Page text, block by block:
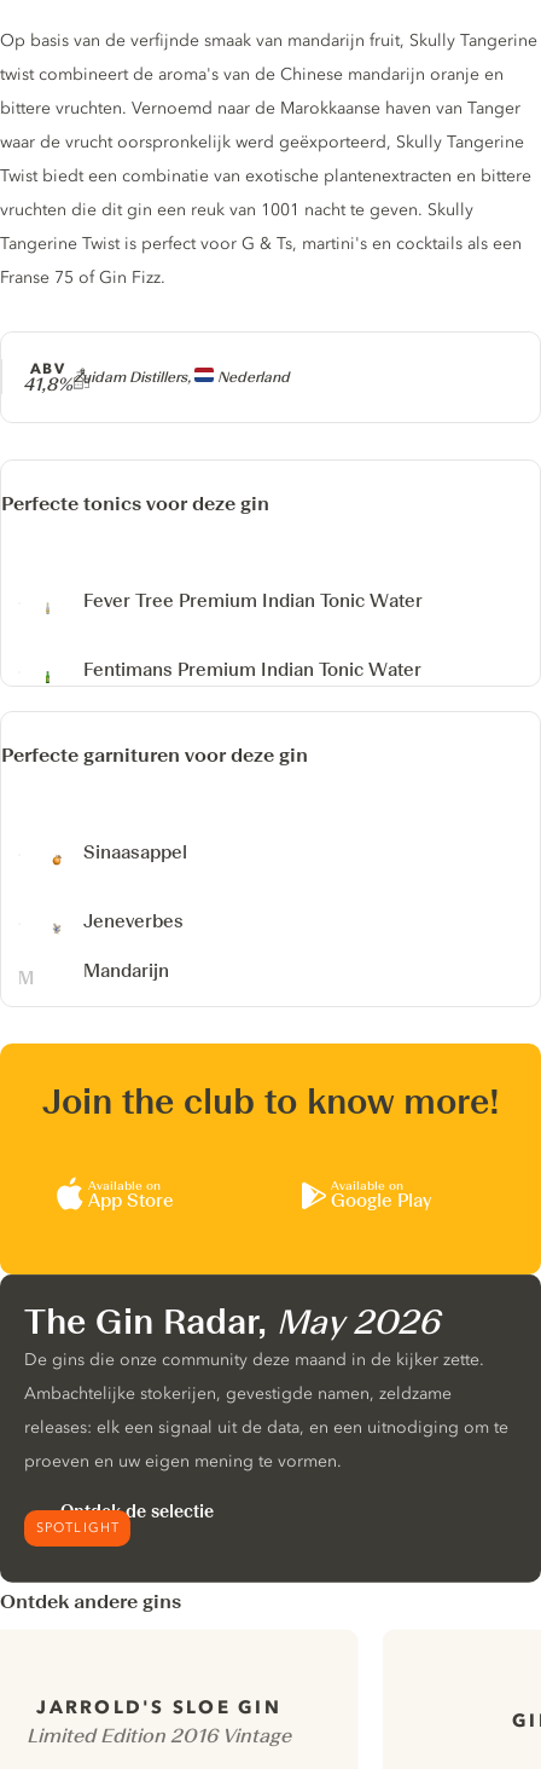
Producer
Zuidam Distillers, Nederland
ABV
41,8%
Gin description
Op basis van de verfijnde smaak van mandarijn fruit, Skully Tangerine
twist combineert de aroma's van de Chinese mandarijn oranje en
bittere vruchten. Vernoemd naar de Marokkaanse haven van Tanger
waar de vrucht oorspronkelijk werd geëxporteerd, Skully Tangerine
Twist biedt een combinatie van exotische plantenextracten en bittere
vruchten die dit gin een reuk van 1001 nacht te geven. Skully
Tangerine Twist is perfect voor G & Ts, martini's en cocktails als een
Franse 75 of Gin Fizz.
Perfecte tonics voor deze gin
Fever Tree Premium Indian Tonic Water
Fentimans Premium Indian Tonic Water
Perfecte garnituren voor deze gin
Sinaasappel
Jeneverbes
Mandarijn
Join the club to know more!
Available on
App Store
Available on
Google Play
SPOTLIGHT
The Gin Radar, May 2026
De gins die onze community deze maand in de kijker zette.
Ambachtelijke stokerijen, gevestigde namen, zeldzame
releases: elk een signaal uit de data, en een uitnodiging om te
proeven en uw eigen mening te vormen.
Ontdek de selectie
Ontdek andere gins
JARROLD'S SLOE GIN
Limited Edition 2016 Vintage